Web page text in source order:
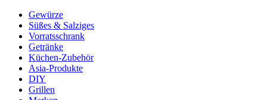
Gewürze
Süßes & Salziges
Vorratsschrank
Getränke
Küchen-Zubehör
Asia-Produkte
DIY
Grillen